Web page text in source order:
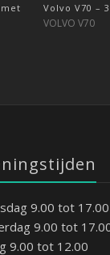
met
Volvo V70 –
VOLVO V70
Volvo V70 –
>2018
9.00 tot 17.00
9.00 tot
9.00 tot 12.00